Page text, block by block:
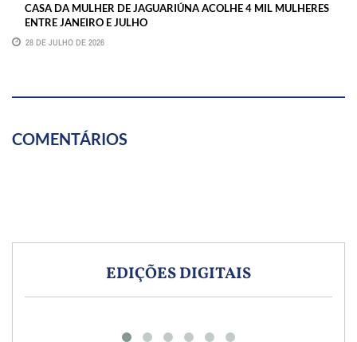
CASA DA MULHER DE JAGUARIÚNA ACOLHE 4 MIL MULHERES
ENTRE JANEIRO E JULHO
28 DE JULHO DE 2026
COMENTÁRIOS
EDIÇÕES DIGITAIS